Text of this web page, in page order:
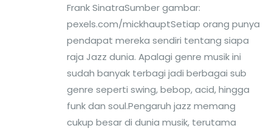
Frank SinatraSumber gambar:
pexels.com/mickhauptSetiap orang punya
pendapat mereka sendiri tentang siapa
raja Jazz dunia. Apalagi genre musik ini
sudah banyak terbagi jadi berbagai sub
genre seperti swing, bebop, acid, hingga
funk dan soul.Pengaruh jazz memang
cukup besar di dunia musik, terutama